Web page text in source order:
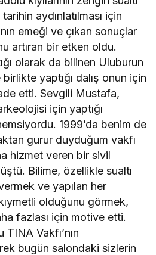
aydınlatılması için
emeği ve çıkan sonuçlar
artıran bir etken oldu.
olarak da bilinen Uluburun
birlikte yaptığı dalış onun için
etti. Sevgili Mustafa,
için yaptığı
1999’da benim de
gurur duyduğum vakfı
hizmet veren bir sivil
Bilime, özellikle sualtı
ve yapılan her
olduğunu görmek,
fazlası için motive etti.
Vakfı’nın
bugün salondaki sizlerin